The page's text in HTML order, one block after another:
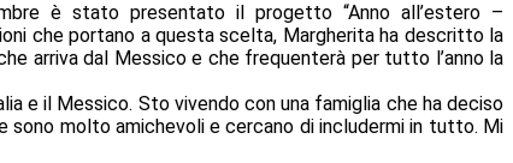
è stato presentato il progetto “Anno all’estero –
che portano a questa scelta, Margherita ha descritto la
arriva dal Messico e che frequenterà per tutto l’anno la
e il Messico. Sto vivendo con una famiglia che ha deciso
sono molto amichevoli e cercano di includermi in tutto. Mi